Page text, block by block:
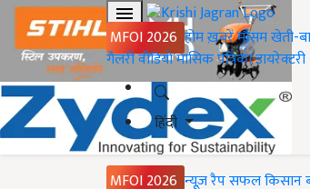
MFOI 2026 होमख़बरेंमौसमखेती-
गैलरीवीडियोमासिक पत्रिकाडायरेक्टरी
हिंदी
MFOI 2026 न्यूज़ रैपसफल किसान
Home